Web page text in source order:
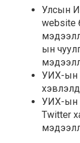
Улсын
website
ын
УИХ-ын
хэвлэлд
УИХ-ын
Twitter